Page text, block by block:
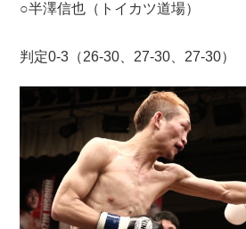
○半澤信也（トイカツ道場）
判定0-3（26-30、27-30、27-30）